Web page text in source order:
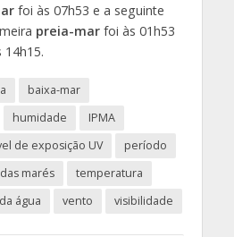
foi às 07h53 e a seguinte
preia-mar foi às 01h53
14h15.
baixa-mar
humidade
IPMA
de exposição UV
período
marés
temperatura
água
vento visibilidade